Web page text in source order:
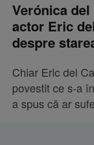
Verónica
actor Eric
despre
Chiar Eric del
povestit ce s-a
a spus că ar